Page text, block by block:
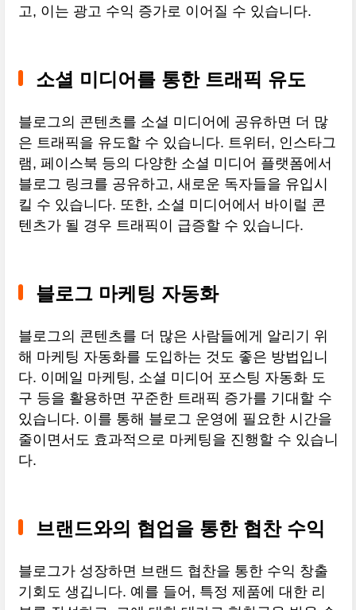
고, 이는 광고 수익 증가로 이어질 수 있습니다.
소셜 미디어를 통한 트래픽 유도
블로그의 콘텐츠를 소셜 미디어에 공유하면 더 많
은 트래픽을 유도할 수 있습니다. 트위터, 인스타그
램, 페이스북 등의 다양한 소셜 미디어 플랫폼에서
블로그 링크를 공유하고, 새로운 독자들을 유입시
킬 수 있습니다. 또한, 소셜 미디어에서 바이럴 콘
텐츠가 될 경우 트래픽이 급증할 수 있습니다.
블로그 마케팅 자동화
블로그의 콘텐츠를 더 많은 사람들에게 알리기 위
해 마케팅 자동화를 도입하는 것도 좋은 방법입니
다. 이메일 마케팅, 소셜 미디어 포스팅 자동화 도
구 등을 활용하면 꾸준한 트래픽 증가를 기대할 수
있습니다. 이를 통해 블로그 운영에 필요한 시간을
줄이면서도 효과적으로 마케팅을 진행할 수 있습니
다.
브랜드와의 협업을 통한 협찬 수익
블로그가 성장하면 브랜드 협찬을 통한 수익 창출
기회도 생깁니다. 예를 들어, 특정 제품에 대한 리